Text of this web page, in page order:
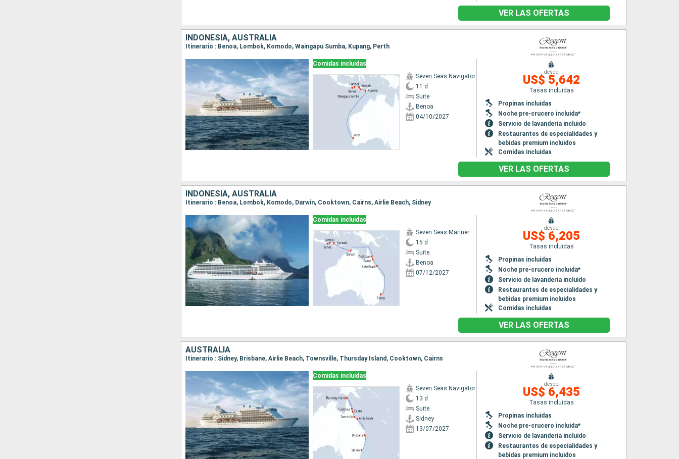
VER LAS OFERTAS
INDONESIA, AUSTRALIA
Itinerario : Benoa, Lombok, Komodo, Waingapu Sumba, Kupang, Perth
Comidas incluidas
Seven Seas Navigator
11 d
Suite
Benoa
04/10/2027
desde
US$ 5,642
Tasas incluidas
Propinas incluidas
Noche pre-crucero incluida*
Servicio de lavanderia incluido
Restaurantes de especialidades y
bebidas premium incluidos
Comidas incluidas
VER LAS OFERTAS
INDONESIA, AUSTRALIA
Itinerario : Benoa, Lombok, Komodo, Darwin, Cooktown, Cairns, Airlie Beach, Sidney
Comidas incluidas
Seven Seas Mariner
15 d
Suite
Benoa
07/12/2027
desde
US$ 6,205
Tasas incluidas
Propinas incluidas
Noche pre-crucero incluida*
Servicio de lavanderia incluido
Restaurantes de especialidades y
bebidas premium incluidos
Comidas incluidas
VER LAS OFERTAS
AUSTRALIA
Itinerario : Sidney, Brisbane, Airlie Beach, Townsville, Thursday Island, Cooktown, Cairns
Comidas incluidas
Seven Seas Navigator
13 d
Suite
Sidney
13/07/2027
desde
US$ 6,435
Tasas incluidas
Propinas incluidas
Noche pre-crucero incluida*
Servicio de lavanderia incluido
Restaurantes de especialidades y
bebidas premium incluidos